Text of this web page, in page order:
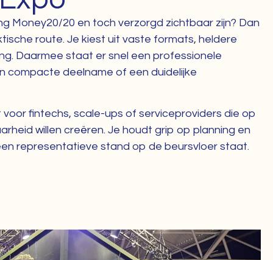
Money20/20 en toch verzorgd zichtbaar zijn? Dan
route. Je kiest uit vaste formats, heldere
Daarmee staat er snel een professionele
compacte deelname of een duidelijke
voor fintechs, scale-ups of serviceproviders die op
willen creëren. Je houdt grip op planning en
representatieve stand op de beursvloer staat.